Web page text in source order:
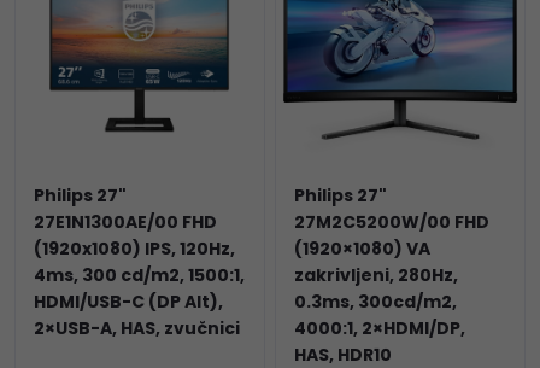
Philips 27"
27E1N1300AE/00 FHD
(1920x1080) IPS, 120Hz,
4ms, 300 cd/m2, 1500:1,
HDMI/USB-C (DP Alt),
2×USB-A, HAS, zvučnici
Philips 27"
27M2C5200W/00 FHD
(1920×1080) VA
zakrivljeni, 280Hz,
0.3ms, 300cd/m2,
4000:1, 2×HDMI/DP,
HAS, HDR10